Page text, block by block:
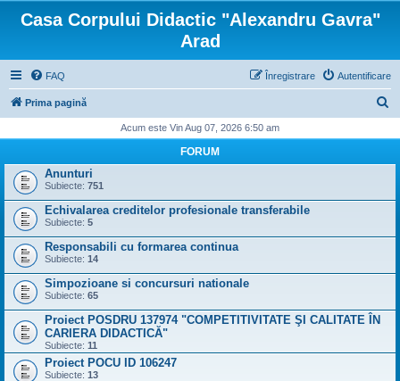
Casa Corpului Didactic "Alexandru Gavra"
Arad
FAQ Autentificare
Înregistrare
Prima pagină
t
Acum este Vin Aug 07, 2026 6:50 am
FORUM
Anunturi
Subiecte: 751
Echivalarea creditelor profesionale transferabile
Subiecte: 5
Responsabili cu formarea continua
Subiecte: 14
Simpozioane si concursuri nationale
Subiecte: 65
Proiect POSDRU 137974 "COMPETITIVITATE ŞI CALITATE ÎN
CARIERA DIDACTICĂ"
Subiecte: 11
Proiect POCU ID 106247
Subiecte: 13